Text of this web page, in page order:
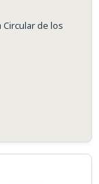
Circular de los